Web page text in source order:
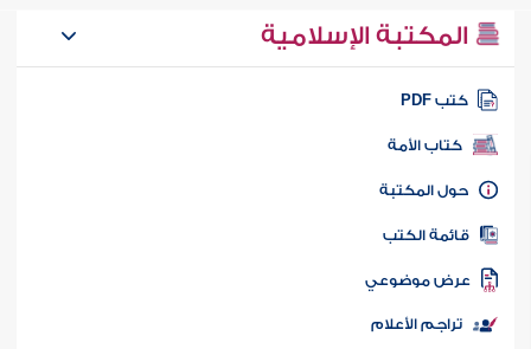
المكتبة الإسلامية
كتب PDF
كتاب الأمة
المكتبة
الكتب
موضوعي